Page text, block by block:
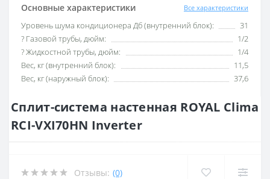
Основные характеристики Все характеристики
Уровень шума кондиционера Дб (внутренний блок):
31
? Газовой трубы, дюйм:
1/2
? Жидкостной трубы, дюйм:
1/4
Вес, кг (внутренний блок):
11,5
Вес, кг (наружный блок):
37,6
Сплит-система настенная ROYAL Clima
RCI-VXI70HN Inverter
Отзывы: (0)